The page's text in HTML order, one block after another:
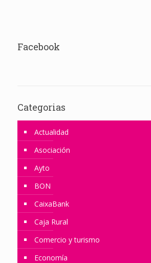
Facebook
Categorias
Actualidad
Asociación
Ayto
BON
CaixaBank
Caja Rural
Comercio y turismo
Economía